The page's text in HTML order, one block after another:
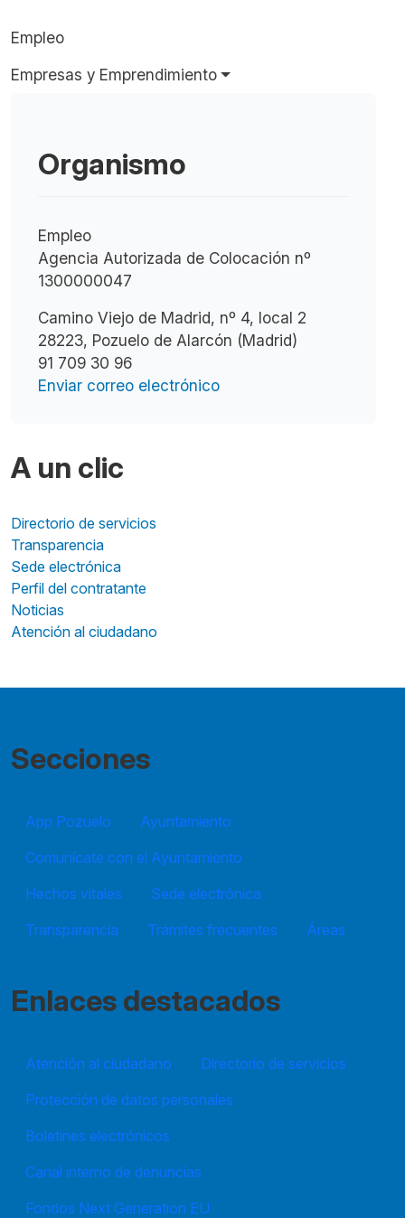
Empleo
Empresas y Emprendimiento
Organismo
Empleo
Agencia Autorizada de Colocación nº
1300000047
Camino Viejo de Madrid, nº 4, local 2
28223, Pozuelo de Alarcón (Madrid)
91 709 30 96
Enviar correo electrónico
A un clic
Directorio de servicios
Transparencia
Sede electrónica
Perfil del contratante
Noticias
Atención al ciudadano
Secciones
App Pozuelo
Ayuntamiento
Comunícate con el Ayuntamiento
Hechos vitales
Sede electrónica
Transparencia
Trámites frecuentes Áreas
Enlaces destacados
Atención al ciudadano
Directorio de servicios
Protección de datos personales
Boletines electrónicos
Canal interno de denuncias
Fondos Next Generation EU